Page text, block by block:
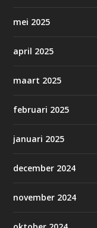
mei 2025
april 2025
maart 2025
februari 2025
januari 2025
december 2024
november 2024